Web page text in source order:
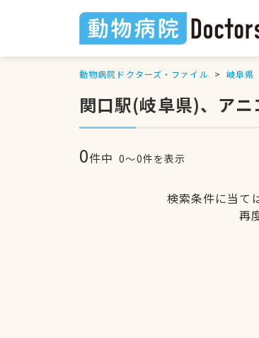
動物病院ドクターズ・ファイル 岐阜県
関口駅(岐阜県)、ア
0件中 0〜0件を表示
検索条件に当て
再